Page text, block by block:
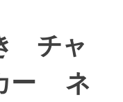
チャ
ー ネ